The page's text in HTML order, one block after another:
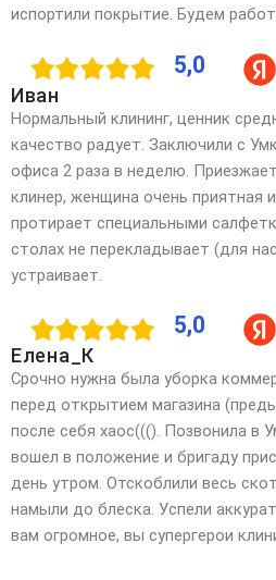
испортили покрытие. Будем
5,0
Иван
Нормальный клининг, ценник
качество радует. Заключили с
офиса 2 раза в неделю.
клинер, женщина очень приятная
протирает специальными
столах не перекладывает (для
устраивает.
5,0
Елена_К
Срочно нужна была уборка
перед открытием магазина
после себя хаос(((). Позвонила в
вошел в положение и бригаду
день утром. Отскоблили весь
намыли до блеска. Успели
вам огромное, вы супергерои